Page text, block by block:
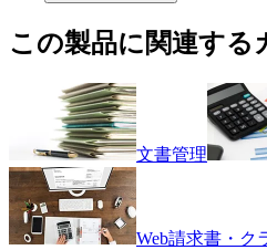
この製品に関連する
文書管理
Web請求書・ク